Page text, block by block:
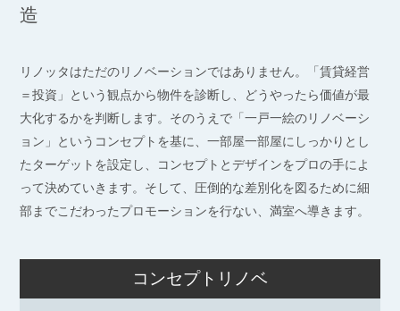
造
リノッタはただのリノベーションではありません。「賃貸経営
＝投資」という観点から物件を診断し、どうやったら価値が最
大化するかを判断します。そのうえで「一戸一絵のリノベーシ
ョン」というコンセプトを基に、一部屋一部屋にしっかりとし
たターゲットを設定し、コンセプトとデザインをプロの手によ
って決めていきます。そして、圧倒的な差別化を図るために細
部までこだわったプロモーションを行ない、満室へ導きます。
コンセプトリノベ